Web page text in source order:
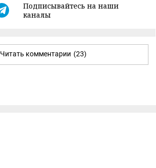
Подписывайтесь на наши
каналы
Читать комментарии (23)